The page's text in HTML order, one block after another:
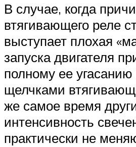
В случае, когда
втягивающего реле
выступает плохая
запуска двигателя
полному ее угасанию
щелчками
же самое время
интенсивность
практически не